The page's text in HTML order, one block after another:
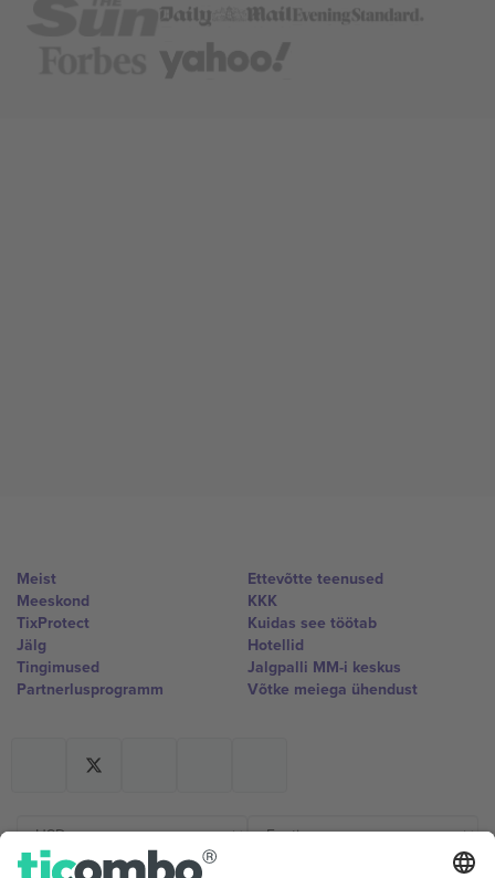
Meist
Meeskond
TixProtect
Jälg
Tingimused
Partnerlusprogramm
Ettevõtte teenused
KKK
Kuidas see töötab
Hotellid
Jalgpalli MM-i keskus
Võtke meiega ühendust